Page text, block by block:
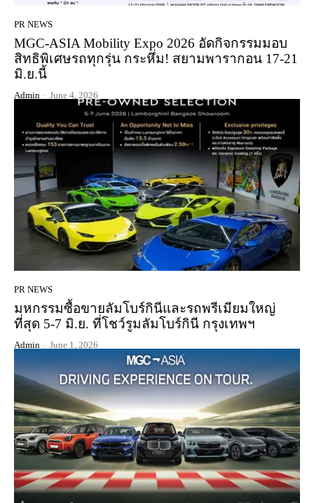
PR NEWS
MGC-ASIA Mobility Expo 2026 อัดกิจกรรมมอบ
สิทธิพิเศษรถทุกรุ่น กระหึ่ม! สยามพารากอน 17-21
มิ.ย.นี้
Admin - June 4, 2026
PR NEWS
มหกรรมซื้อขายลัมโบร์กินีและรถพรีเมียมใหญ่
ที่สุด 5-7 มิ.ย. ที่โชว์รูมลัมโบร์กินี กรุงเทพฯ
Admin - June 1, 2026